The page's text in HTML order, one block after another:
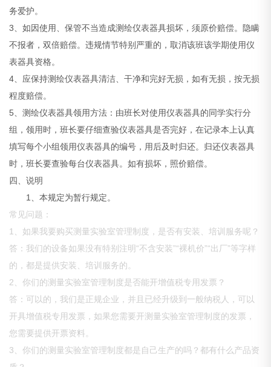
务爱护。
3、如因使用、保管不当造成测绘仪表器具损坏，须原价赔偿。隐瞒
不报者，双倍赔偿。违规情节特别严重的，取消该班该学期使用仪
表器具资格。
4、应保持测绘仪表器具清洁、干净和完好无损，如有无损，按无损
程度赔偿。
5、测绘仪表器具领用方法：由班长对使用仪表器具的同学实行分
组，领用时，班长要仔细查验仪表器具是否完好，在记录本上认真
填写每个小组领用仪表器具的编号，用后及时归还。归还仪表器具
时，班长要查验每台仪表器具。如有损坏，照价赔偿。
四、说明
1、本规定为暂行规定。
常见问题：
1、如果我要购买测量实验室管理制度，是否有安装、培训服务呢？
答：我们的设备如果没有特别注明“不含安装”“裸机价”“出厂”等字样
的，都是提供安装、培训服务的。
2、你们的测量实验室管理制度是否能开增值税专用发票？
答：可以的，我们是正规企业，并且已经升级到一般纳税人，可以
开具增值税专用发票，如果您需要开测量实验室管理制度的发票，
您需要提供开票资料。
3、你们的测量实验室管理制度都是自己生产的吗？都有什么产品资